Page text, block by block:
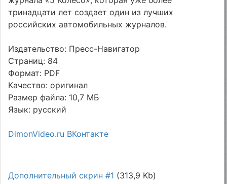
тринадцати лет создает один из лучших
российских автомобильных журналов.
Издательство: Пресс-Навигатор
Страниц: 84
Формат: PDF
Качество: оригинал
Размер файла: 10,7 МБ
Язык: русский
DimonVideo.ru ВКонтакте
Дополнительный скрин #1 (313,9 Kb)